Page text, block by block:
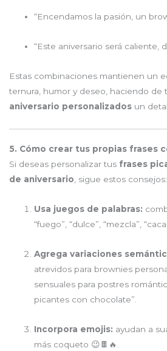
“Encendamos la pasión, un
“Este aniversario será caliente,
Estas combinaciones mantienen un
ternura, humor y deseo, haciendo de
aniversario personalizados un
5. Cómo crear tus propias frases
Si deseas personalizar tus frases
de aniversario, sigue estos consejos:
Usa juegos de palabras:
“fuego”, “dulce”, “mezcla”,
Agrega variaciones
atrevidos para brownies
sensuales para postres
picantes con chocolate”.
Incorpora emojis: ayudan a
más coqueto 😉🍫🔥.